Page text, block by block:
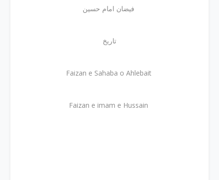
تاریخ
Faizan e Sahaba o Ahlebait
Faizan e imam e Hussain